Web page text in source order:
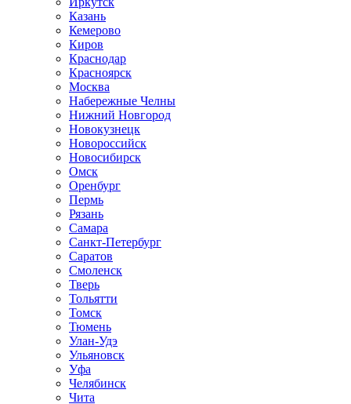
Казань
Кемерово
Киров
Краснодар
Красноярск
Москва
Набережные Челны
Нижний Новгород
Новокузнецк
Новороссийск
Новосибирск
Омск
Оренбург
Пермь
Рязань
Самара
Санкт-Петербург
Саратов
Смоленск
Тверь
Тольятти
Томск
Тюмень
Улан-Удэ
Ульяновск
Уфа
Челябинск
Чита